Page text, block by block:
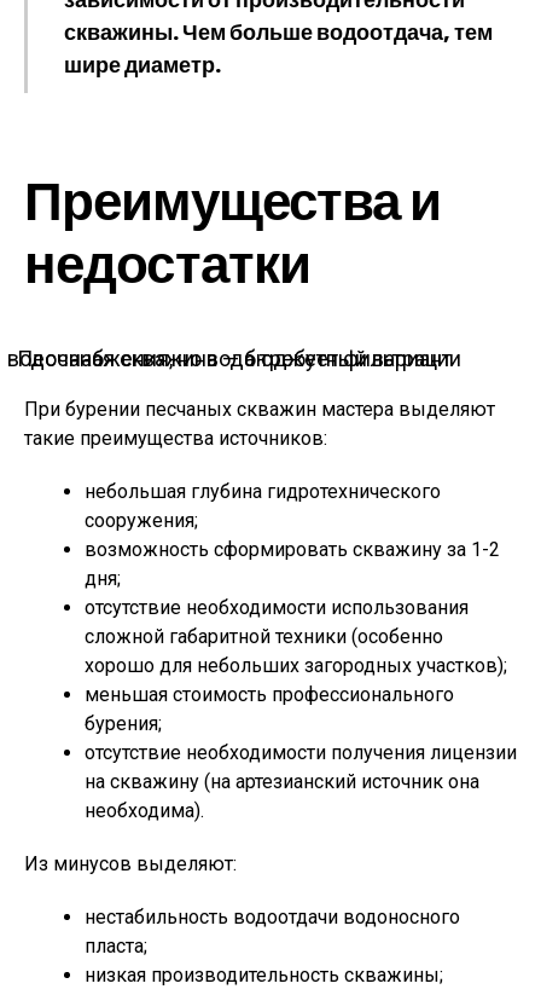
скважины. Чем больше водоотдача, тем
шире диаметр.
Преимущества и
недостатки
Песчаная скважина — бюджетный вариант водоснабжения, но вода требует фильтрации
При бурении песчаных скважин мастера выделяют
такие преимущества источников:
небольшая глубина гидротехнического
сооружения;
возможность сформировать скважину за 1-2
дня;
отсутствие необходимости использования
сложной габаритной техники (особенно
хорошо для небольших загородных участков);
меньшая стоимость профессионального
бурения;
отсутствие необходимости получения лицензии
на скважину (на артезианский источник она
необходима).
Из минусов выделяют:
нестабильность водоотдачи водоносного
пласта;
низкая производительность скважины;